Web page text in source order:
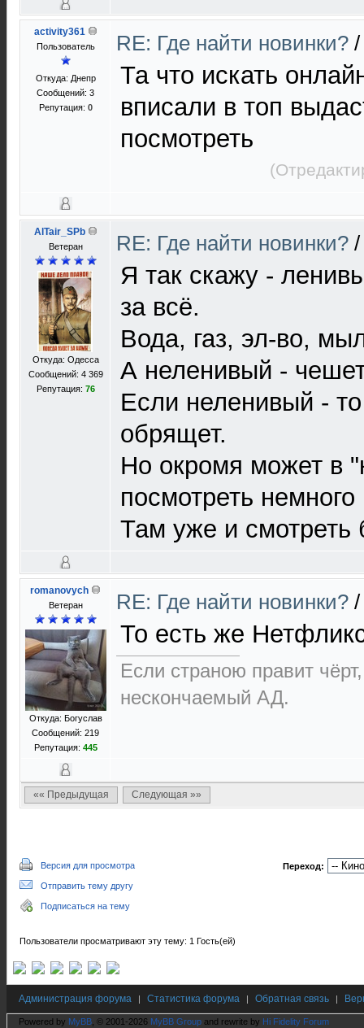
activity361
Пользователь
Откуда: Днепр
Сообщений: 3
Репутация: 0
RE: Где найти новинки?
Та что искать
вписали в топ
посмотреть
AlTair_SPb
Ветеран
Откуда: Одесса
Сообщений: 4 369
Репутация: 76
RE: Где найти новинки?
Я так скажу -
за всё.
Вода, газ, эл-во,
А неленивый -
Если неленивый -
обрящет.
Но окромя может в
посмотреть
Там уже и смотреть
romanovych
Ветеран
Откуда: Богуслав
Сообщений: 219
Репутация: 445
RE: Где найти новинки?
То есть же
Если страною правит
нескончаемый АД.
«« Предыдущая Следующая »»
Версия для просмотра
Отправить тему другу
Подписаться на тему
Переход:
Пользователи просматривают эту тему: 1 Гость(ей)
Администрация форума | Статистика форума | Обратная связь |
Powered by MyBB , © 2001-2026 MyBB Group and rewrite by Hi Fidelity Forum